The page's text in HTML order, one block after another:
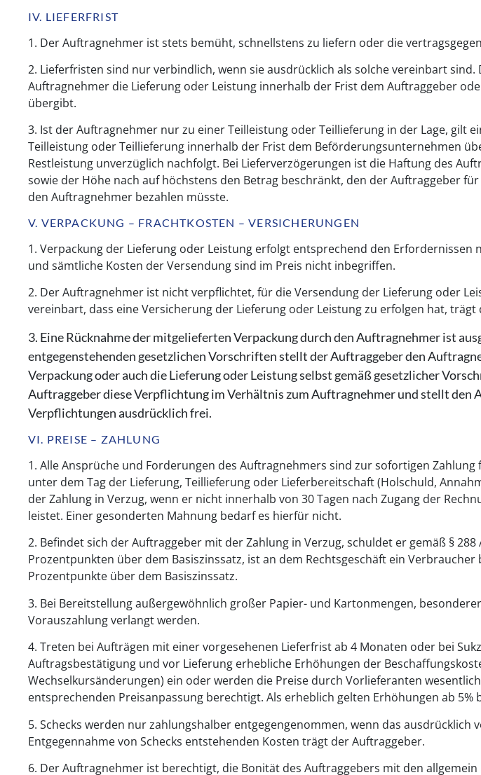
IV. LIEFERFRIST
1. Der Auftragnehmer ist stets bemüht, schnellstens zu liefern oder die
2. Lieferfristen sind nur verbindlich, wenn sie ausdrücklich als solche vereinbart
Auftragnehmer die Lieferung oder Leistung innerhalb der Frist dem Auftraggeber
übergibt.
3. Ist der Auftragnehmer nur zu einer Teilleistung oder Teillieferung in der Lage, gilt
Teilleistung oder Teillieferung innerhalb der Frist dem Beförderungsunternehmen
Restleistung unverzüglich nachfolgt. Bei Lieferverzögerungen ist die Haftung des
sowie der Höhe nach auf höchstens den Betrag beschränkt, den der Auftraggeber
den Auftragnehmer bezahlen müsste.
V. VERPACKUNG – FRACHTKOSTEN – VERSICHERUNGEN
1. Verpackung der Lieferung oder Leistung erfolgt entsprechend den Erfordernissen
und sämtliche Kosten der Versendung sind im Preis nicht inbegriffen.
2. Der Auftragnehmer ist nicht verpflichtet, für die Versendung der Lieferung oder
vereinbart, dass eine Versicherung der Lieferung oder Leistung zu erfolgen hat,
3. Eine Rücknahme der mitgelieferten Verpackung durch den Auftragnehmer ist
entgegenstehenden gesetzlichen Vorschriften stellt der Auftraggeber den
Verpackung oder auch dieLieferung oder Leistung selbst gemäß gesetzlicher
Auftraggeber diese Verpflichtung imVerhältnis zum Auftragnehmer und stellt den
Verpflichtungen ausdrücklich frei.
VI. PREISE – ZAHLUNG
1. Alle Ansprüche und Forderungen des Auftragnehmers sind zur sofortigen
unter dem Tag der Lieferung, Teillieferung oder Lieferbereitschaft (Holschuld,
der Zahlung in Verzug, wenn er nicht innerhalb von 30 Tagen nach Zugang der
leistet. Einer gesonderten Mahnung bedarf es hierfür nicht.
2. Befindet sich der Auftraggeber mit der Zahlung in Verzug, schuldet er gemäß § 288
Prozentpunkten über dem Basiszinssatz, ist an dem Rechtsgeschäft ein
Prozentpunkte über dem Basiszinssatz.
3. Bei Bereitstellung außergewöhnlich großer Papier- und Kartonmengen,
Vorauszahlung verlangt werden.
4. Treten bei Aufträgen mit einer vorgesehenen Lieferfrist ab 4 Monaten oder bei
Auftragsbestätigung und vor Lieferung erhebliche Erhöhungen der
Wechselkursänderungen) ein oder werden die Preise durch Vorlieferanten
entsprechenden Preisanpassung berechtigt. Als erheblich gelten Erhöhungen ab 5%
5. Schecks werden nur zahlungshalber entgegengenommen, wenn das ausdrücklich
Entgegennahme von Schecks entstehenden Kosten trägt der Auftraggeber.
6. Der Auftragnehmer ist berechtigt, die Bonität des Auftraggebers mit den